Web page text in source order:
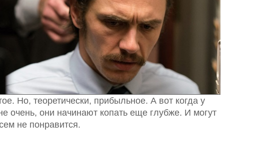
Но, теоретически, прибыльное. А вот когда у
очень, они начинают копать еще глубже. И могут
не понравится.